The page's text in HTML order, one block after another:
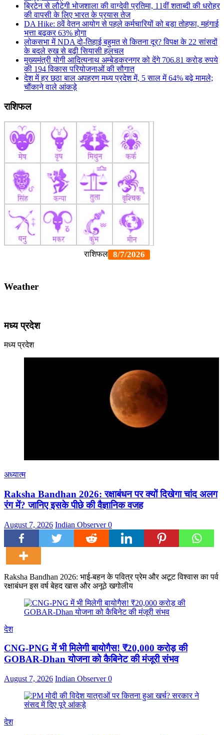
ब्रिटेन से लौटेगी भोजशाला की वाग्देवी प्रतिमा, 11वीं शताब्दी की धरोहर
की वापसी के लिए भारत के प्रयास तेज
DA Hike: 8वें वेतन आयोग से पहले कर्मचारियों को बड़ा तोहफा, महंगाई
भत्ता बढ़कर 63% होगा
लोकसभा में NDA दो-तिहाई बहुमत से कितना दूर? विपक्ष के 22 सांसदों
के बदले रुख से बढ़ी सियासी हलचल
मुख्यमंत्री योगी आदित्यनाथ अम्बेडकरनगर को देंगे 706.81 करोड़ रुपये
की 194 विकास परियोजनाओं की सौगात
देश में हर छठा बाल अपहरण मध्य प्रदेश में, 5 साल में 64% बढ़े मामले;
चौंकाने वाले आंकड़े
राशिफल
Weather
मध्य प्रदेश
मध्य प्रदेश
अध्यात्म
Raksha Bandhan 2026: रक्षाबंधन पर क्यों दिखेगा चांद अलग
रंग में? जानिए इसके पीछे की वैज्ञानिक वजह
August 7, 2026 Indian Observer0
Raksha Bandhan 2026: भाई-बहन के पवित्र प्रेम और अटूट विश्वास का पर्व
रक्षाबंधन इस वर्ष बेहद खास और अनूठे खगोलीय
देश
CNG-PNG में भी मिलेगी बायोगैस! ₹20,000 करोड़ की
GOBAR-Dhan योजना को कैबिनेट की मंजूरी संभव
August 7, 2026 Indian Observer0
देश